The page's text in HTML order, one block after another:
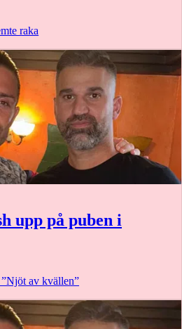
raka
upp på puben i
”Njöt av kvällen”